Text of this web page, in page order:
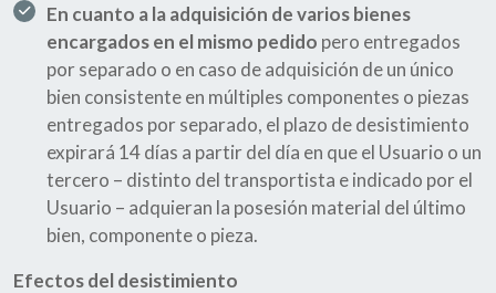
En cuanto a la adquisición de varios bienes
encargados en el mismo pedido pero entregados
por separado o en caso de adquisición de un único
bien consistente en múltiples componentes o piezas
entregados por separado, el plazo de desistimiento
expirará 14 días a partir del día en que el Usuario o un
tercero – distinto del transportista e indicado por el
Usuario – adquieran la posesión material del último
bien, componente o pieza.
Efectos del desistimiento